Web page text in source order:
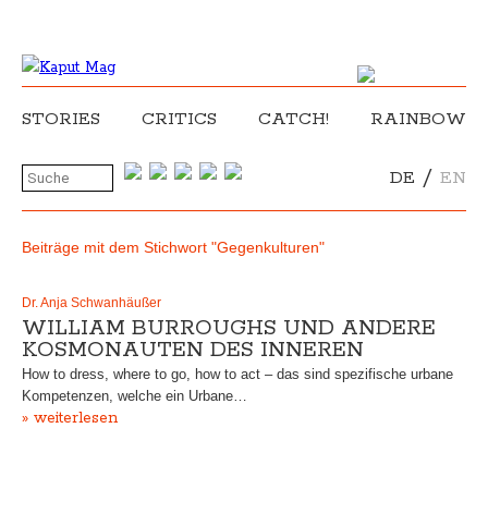
STORIES CRITICS CATCH! RAINBOW
DE / EN
Beiträge mit dem Stichwort "Gegenkulturen"
Dr. Anja Schwanhäußer
WILLIAM BURROUGHS UND ANDERE
KOSMONAUTEN DES INNEREN
How to dress, where to go, how to act – das sind spezifische urbane
Kompetenzen, welche ein Urbane…
» weiterlesen